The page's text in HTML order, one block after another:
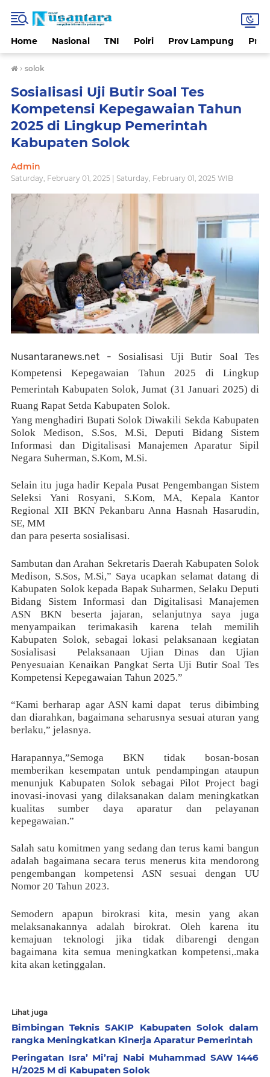
Home Nasional TNI Polri Prov Lampung
› solok
Sosialisasi Uji Butir Soal Tes
Kompetensi Kepegawaian Tahun
2025 di Lingkup Pemerintah
Kabupaten Solok
Admin
Saturday, February 01, 2025 | Saturday, February 01, 2025 WIB
Nusantaranews.net - Sosialisasi Uji Butir Soal Tes
Kompetensi Kepegawaian Tahun 2025 di Lingkup
Pemerintah Kabupaten Solok, Jumat (31 Januari 2025) di
Ruang Rapat Setda Kabupaten Solok.
Yang menghadiri Bupati Solok Diwakili Sekda Kabupaten
Solok Medison, S.Sos, M.Si, Deputi Bidang Sistem
Informasi dan Digitalisasi Manajemen Aparatur Sipil
Negara Suherman, S.Kom, M.Si.
Selain itu juga hadir Kepala Pusat Pengembangan Sistem
Seleksi Yani Rosyani, S.Kom, MA, Kepala Kantor
Regional XII BKN Pekanbaru Anna Hasnah Hasarudin,
SE, MM
dan para peserta sosialisasi.
Sambutan dan Arahan Sekretaris Daerah Kabupaten Solok
Medison, S.Sos, M.Si,” Saya ucapkan selamat datang di
Kabupaten Solok kepada Bapak Suharmen, Selaku Deputi
Bidang Sistem Informasi dan Digitalisasi Manajemen
ASN BKN beserta jajaran, selanjutnya saya juga
menyampaikan terimakasih karena telah memilih
Kabupaten Solok, sebagai lokasi pelaksanaan kegiatan
Sosialisasi
Pelaksanaan Ujian Dinas dan Ujian
Penyesuaian Kenaikan Pangkat Serta Uji Butir Soal Tes
Kompetensi Kepegawaian Tahun 2025.”
“Kami berharap agar ASN kami dapat
terus dibimbing
dan diarahkan, bagaimana seharusnya sesuai aturan yang
berlaku,” jelasnya.
Harapannya,”Semoga BKN tidak bosan-bosan
memberikan kesempatan untuk pendampingan ataupun
menunjuk Kabupaten Solok sebagai Pilot Project bagi
inovasi-inovasi yang dilaksanakan dalam meningkatkan
kualitas sumber daya aparatur dan pelayanan
kepegawaian.”
Salah satu komitmen yang sedang dan terus kami bangun
adalah bagaimana secara terus menerus kita mendorong
pengembangan kompetensi ASN sesuai dengan UU
Nomor 20 Tahun 2023.
Semodern apapun birokrasi kita, mesin yang akan
melaksanakannya adalah birokrat. Oleh karena itu
kemajuan teknologi jika tidak dibarengi dengan
bagaimana kita semua meningkatkan kompetensi,.maka
kita akan ketinggalan.
Lihat juga
Bimbingan Teknis SAKIP Kabupaten Solok dalam
rangka Meningkatkan Kinerja Aparatur Pemerintah
Peringatan Isra’ Mi’raj Nabi Muhammad SAW 1446
H/2025 M di Kabupaten Solok